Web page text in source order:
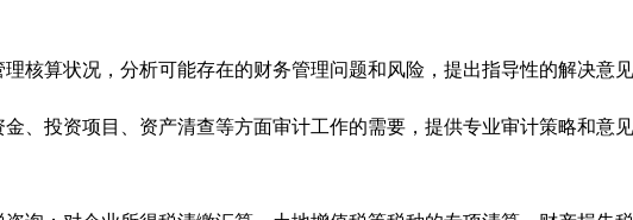
核算状况，分析可能存在的财务管理问题和风险，提出指导性的解决意见
、投资项目、资产清查等方面审计工作的需要，提供专业审计策略和意